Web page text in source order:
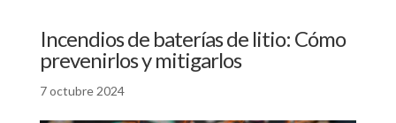
Incendios de baterías de litio: Cómo
prevenirlos y mitigarlos
7 octubre 2024